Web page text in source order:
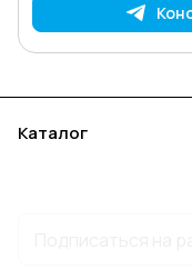
Каталог